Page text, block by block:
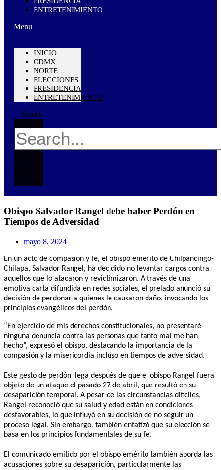
ENTRETENIMIENTO
Menu
INICIO
CDMX
NORTE
ELECCIONES
PRESIDENCIA
ENTRETENIMIENTO
Search
Obispo Salvador Rangel debe haber Perdón en
Tiempos de Adversidad
mayo 8, 2024
En un acto de compasión y fe, el obispo emérito de Chilpancingo-
Chilapa, Salvador Rangel, ha decidido no levantar cargos contra
aquellos que lo atacaron y revictimizaron. A través de una
emotiva carta difundida en redes sociales, el prelado anunció su
decisión de perdonar a quienes le causaron daño, invocando los
principios evangélicos del perdón.
“En ejercicio de mis derechos constitucionales, no presentaré
ninguna denuncia contra las personas que tanto mal me han
hecho”, expresó el obispo, destacando la importancia de la
compasión y la misericordia incluso en tiempos de adversidad.
Este gesto de perdón llega después de que el obispo Rangel fuera
objeto de un ataque el pasado 27 de abril, que resultó en su
desaparición temporal. A pesar de las circunstancias difíciles,
Rangel reconoció que su salud y edad están en condiciones
desfavorables, lo que influyó en su decisión de no seguir un
proceso legal. Sin embargo, también enfatizó que su elección se
basa en los principios fundamentales de su fe.
El comunicado emitido por el obispo emérito también aborda las
acusaciones sobre su desaparición, particularmente las